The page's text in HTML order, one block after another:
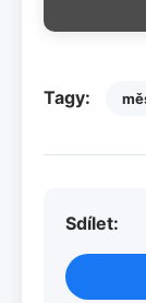
Tagy:
Sdílet: